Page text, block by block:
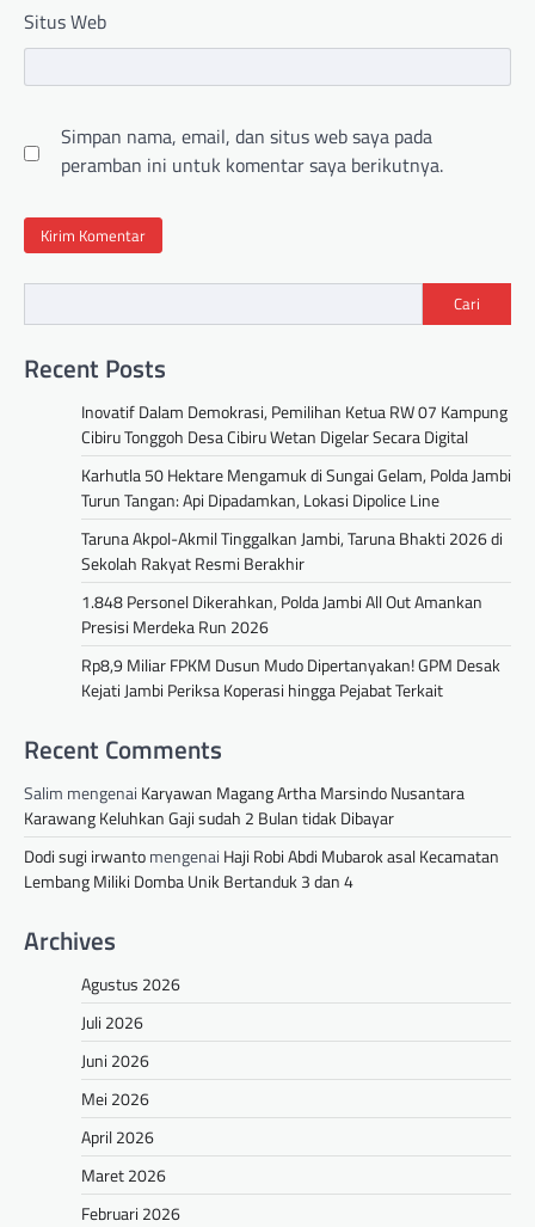
Situs Web
Simpan nama, email, dan situs web saya pada
peramban ini untuk komentar saya berikutnya.
Cari
Recent Posts
Inovatif Dalam Demokrasi, Pemilihan Ketua RW 07 Kampung
Cibiru Tonggoh Desa Cibiru Wetan Digelar Secara Digital
Karhutla 50 Hektare Mengamuk di Sungai Gelam, Polda Jambi
Turun Tangan: Api Dipadamkan, Lokasi Dipolice Line
Taruna Akpol-Akmil Tinggalkan Jambi, Taruna Bhakti 2026 di
Sekolah Rakyat Resmi Berakhir
1.848 Personel Dikerahkan, Polda Jambi All Out Amankan
Presisi Merdeka Run 2026
Rp8,9 Miliar FPKM Dusun Mudo Dipertanyakan! GPM Desak
Kejati Jambi Periksa Koperasi hingga Pejabat Terkait
Recent Comments
Salim mengenai Karyawan Magang Artha Marsindo Nusantara
Karawang Keluhkan Gaji sudah 2 Bulan tidak Dibayar
Dodi sugi irwantomengenai Haji Robi Abdi Mubarok asal Kecamatan
Lembang Miliki Domba Unik Bertanduk 3 dan 4
Archives
Agustus 2026
Juli 2026
Juni 2026
Mei 2026
April 2026
Maret 2026
Februari 2026